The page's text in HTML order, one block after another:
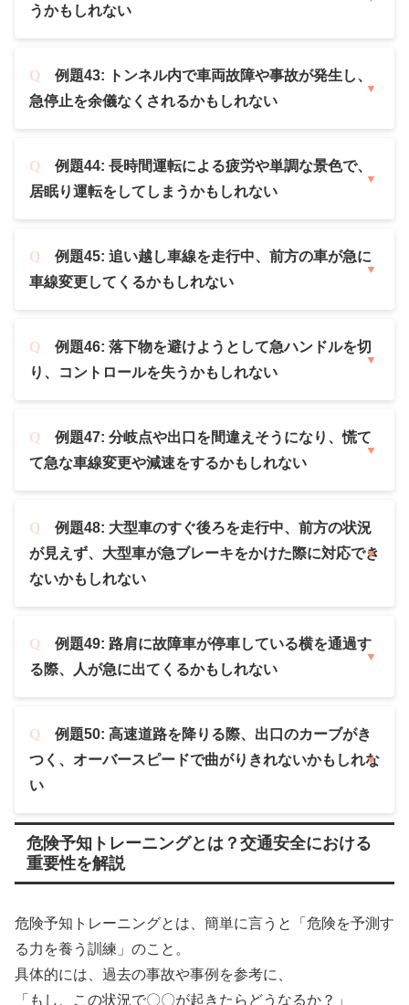
うかもしれない
例題43: トンネル内で車両故障や事故が発生し、
急停止を余儀なくされるかもしれない
例題44: 長時間運転による疲労や単調な景色で、
居眠り運転をしてしまうかもしれない
例題45: 追い越し車線を走行中、前方の車が急に
車線変更してくるかもしれない
例題46: 落下物を避けようとして急ハンドルを切
り、コントロールを失うかもしれない
例題47: 分岐点や出口を間違えそうになり、慌て
て急な車線変更や減速をするかもしれない
例題48: 大型車のすぐ後ろを走行中、前方の状況
が見えず、大型車が急ブレーキをかけた際に対応でき
ないかもしれない
例題49: 路肩に故障車が停車している横を通過す
る際、人が急に出てくるかもしれない
例題50: 高速道路を降りる際、出口のカーブがき
つく、オーバースピードで曲がりきれないかもしれな
い
危険予知トレーニングとは？交通安全における
重要性を解説
危険予知トレーニングとは、簡単に言うと「危険を予測す
る力を養う訓練」のこと。
具体的には、過去の事故や事例を参考に、
「もし、この状況で〇〇が起きたらどうなるか？」